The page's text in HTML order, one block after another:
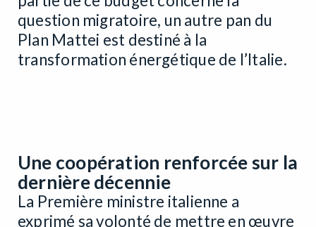
question migratoire, un autre pan du
Plan Mattei est destiné à la
transformation énergétique de l’Italie.
Une coopération renforcée sur la
dernière décennie
La Première ministre italienne a
exprimé sa volonté de mettre en œuvre